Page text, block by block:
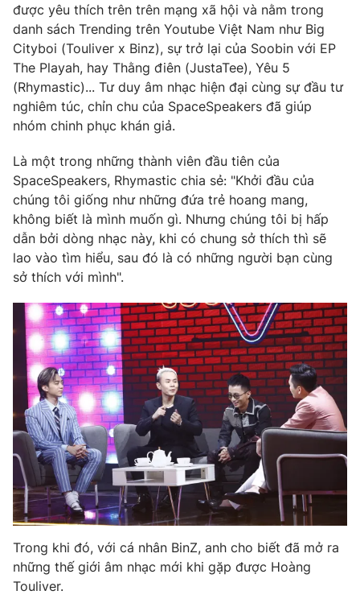
Liên hệ tòa soạn English
THỜI BÁO VTV
Cơ quan chủ quản:Đài Truyền hình Việt Nam
Cơ quan báo chí:Thời báo VTV
Giấy phép hoạt động báo in và báo điện tử số 483/GP-BTTTT
cấp ngày 29/12/2023
Tổng Biên tập:Vũ Thanh Thủy
Phó Tổng Biên tập:Nguyễn Thị Mỹ Hạnh, Phạm Quốc Thắng,
Nguyễn Trọng Ninh
Tổng đài VTV:024.38 355 931 - 024.38 355 932
Ðiện thoại Thời báo VTV:024.66 897 897
Email:toasoan@vtv.vn
Liên hệ quảng cáo:024-7300.7108
được yêu thích trên trên mạng xã hội và nằm trong
danh sách Trending trên Youtube Việt Nam như Big
Cityboi (Touliver x Binz), sự trở lại của Soobin với EP
The Playah, hay Thằng điên (JustaTee), Yêu 5
(Rhymastic)... Tư duy âm nhạc hiện đại cùng sự đầu tư
nghiêm túc, chỉn chu của SpaceSpeakers đã giúp
nhóm chinh phục khán giả.
Là một trong những thành viên đầu tiên của
SpaceSpeakers, Rhymastic chia sẻ: "Khởi đầu của
chúng tôi giống như những đứa trẻ hoang mang,
không biết là mình muốn gì. Nhưng chúng tôi bị hấp
dẫn bởi dòng nhạc này, khi có chung sở thích thì sẽ
lao vào tìm hiểu, sau đó là có những người bạn cùng
sở thích với mình".
Trong khi đó, với cá nhân BinZ, anh cho biết đã mở ra
những thế giới âm nhạc mới khi gặp được Hoàng
Touliver.